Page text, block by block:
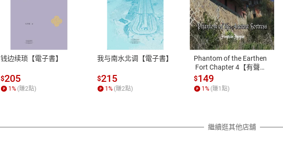
付款方式
ATM轉帳、信用卡、LINE PAY、AFTEE
退換貨規範
本店是否提供消費者保護法七日猶
之權利，遽消費者保護法及通訊交
除權合理例外情事適用準則，依商
質各有不同規定。詳細退換貨說明
照各商品說明。
钱边续琐【電子書】
$205
1 % (賺2點)
我与南水北调【電子書】
$215
1 % (賺2點)
Phantom of the Earthen
Fort Chapter 4【有聲
書】
$149
1 % (賺1 點)
繼續逛其他店舖